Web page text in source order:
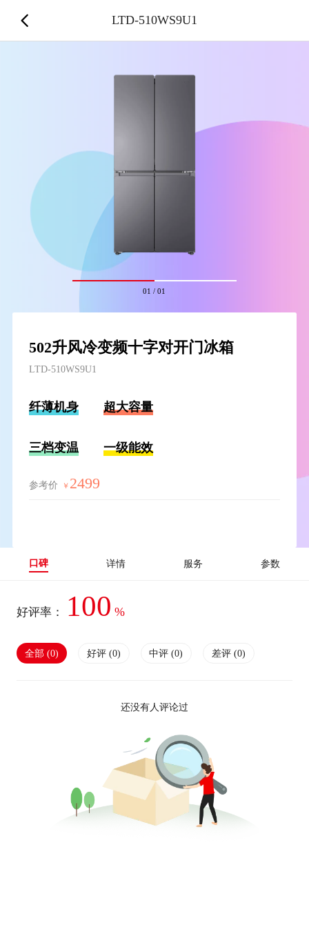
01 /01
502升风冷变频十字对开门冰箱
LTD-510WS9U1
纤薄机身 超大容量
三档变温 一级能效
参考价 ￥ 2499
口碑 详情 服务 参数
好评率： 100 %
全部 (0) 好评 (0) 中评 (0) 差评 (0)
还没有人评论过
LTD-510WS9U1